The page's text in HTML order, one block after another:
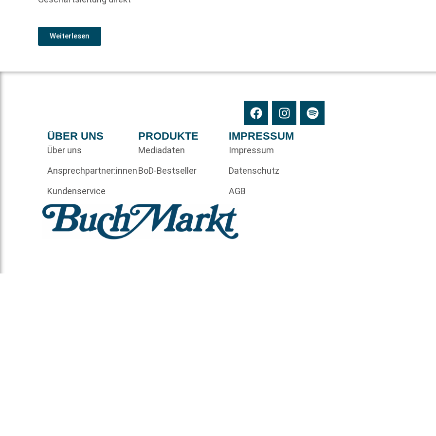
Weiterlesen
ÜBER UNS
Über uns
Ansprechpartner:innen
Kundenservice
PRODUKTE
Mediadaten
BoD-Bestseller
IMPRESSUM
Impressum
Datenschutz
AGB